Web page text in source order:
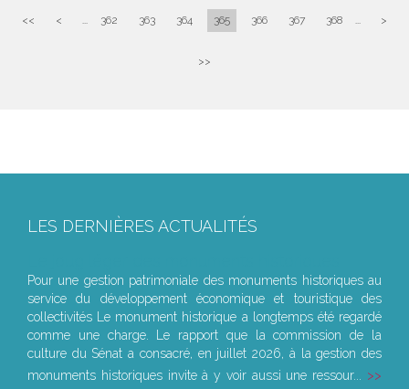
<< < ... 362 363 364 365 366 367 368 ... >
>>
LES DERNIÈRES ACTUALITÉS
Pour une gestion patrimoniale des monuments historiques au
service du développement économique et touristique des
collectivités Le monument historique a longtemps été regardé
comme une charge. Le rapport que la commission de la
culture du Sénat a consacré, en juillet 2026, à la gestion des
monuments historiques invite à y voir aussi une ressour...